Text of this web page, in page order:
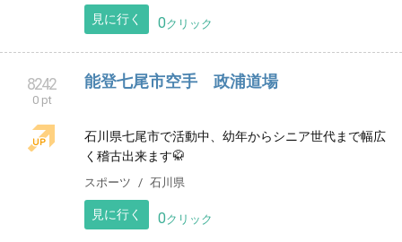
見に行く 0クリック
8241
0 pt
かえこな情報局
かえこな情報局
エンタメ
見に行く